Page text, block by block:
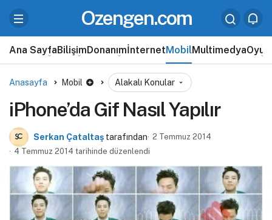
Ozengen.com
Ana SayfaBilişimDonanımİnternetMobilMultimedyaOyun
Anasayfa Mobil Alakalı Konular
iPhone’da Gif Nasıl Yapılır
Serkan Çataltaş tarafından 2 Temmuz 2014
4 Temmuz 2014 tarihinde düzenlendi